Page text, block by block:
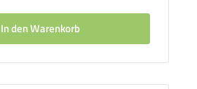
In den Warenkorb